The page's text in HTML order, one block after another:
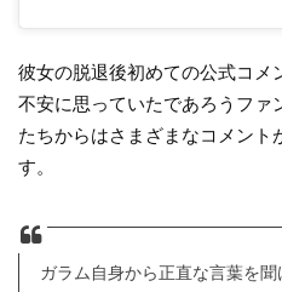
彼女の脱退後初めての公式コメ
不安に思っていたであろうファ
たちからはさまざまなコメント
す。
ガラム自身から正直な言葉を聞